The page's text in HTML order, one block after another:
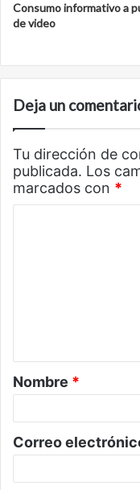
Consumo informativo a
de video
Deja un
Tu dirección de
publicada. Los
marcados con *
a
r
o
*
Nombre *
Correo